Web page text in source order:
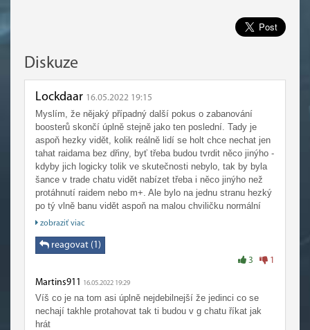
Diskuze
Lockdaar 16.05.2022 19:15
Myslím, že nějaký případný další pokus o zabanování
boosterů skončí úplně stejně jako ten poslední. Tady je
aspoň hezky vidět, kolik reálně lidí se holt chce nechat jen
tahat raidama bez dřiny, byť třeba budou tvrdit něco jinýho -
kdyby jich logicky tolik ve skutečnosti nebylo, tak by byla
šance v trade chatu vidět nabízet třeba i něco jinýho než
protáhnutí raidem nebo m+. Ale bylo na jednu stranu hezký
po tý vlně banu vidět aspoň na malou chviličku normální
trade chat a v LFG reálný grupy na raid bez nabízení
nevedlo, ale snaha byla aspoň dobrá...
zobraziť viac
reagovat (1)
3 1
Martins911 16.05.2022 19:29
Víš co je na tom asi úplně nejdebilnejší že jedinci co se
nechají takhle protahovat tak ti budou v g chatu říkat jak
hrát